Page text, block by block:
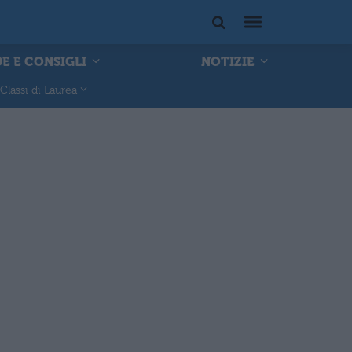
E CONSIGLI NOTIZIE
Classi di Laurea